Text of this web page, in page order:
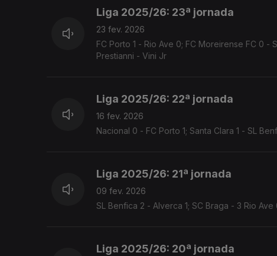
Liga 2025/26: 23ª jornada
23 fev. 2026
FC Porto 1 - Rio Ave 0; FC Moreirense FC 0 -
Prestianni - Vini Jr
Liga 2025/26: 22ª jornada
16 fev. 2026
Nacional 0 - FC Porto 1; Santa Clara 1 - SL
Liga 2025/26: 21ª jornada
09 fev. 2026
Liga 2025/26: 20ª jornada